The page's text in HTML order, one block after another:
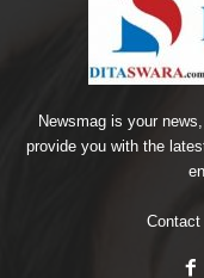
Newsmag is your
provide you with the
Contact